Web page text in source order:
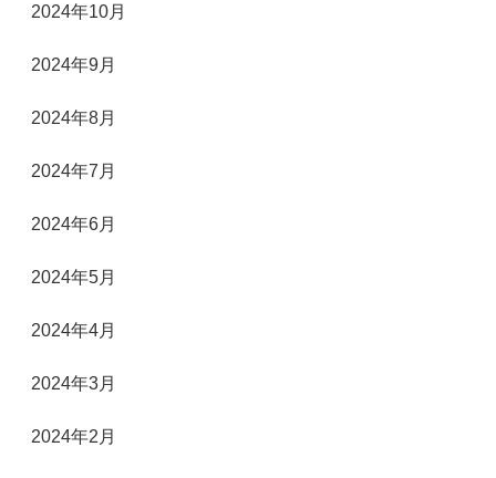
2024年10月
2024年9月
2024年8月
2024年7月
2024年6月
2024年5月
2024年4月
2024年3月
2024年2月